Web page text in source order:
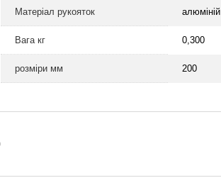
Матеріал рукояток алюміній
Вага кг 0,300
розміри мм 200